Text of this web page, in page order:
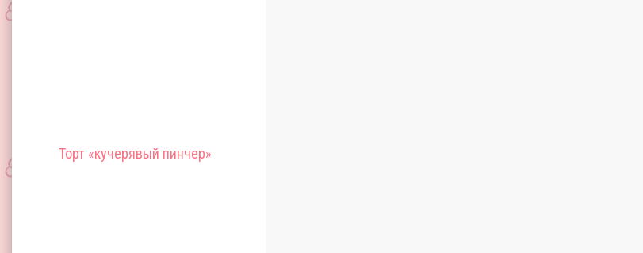
Торт «кучерявый пинчер»